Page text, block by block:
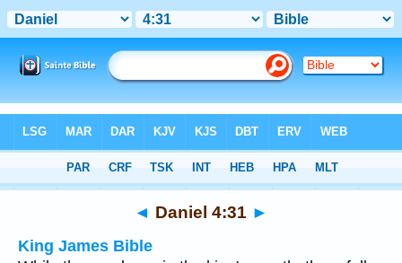
> Daniel 4:31
◄ Daniel 4:31 ►
King James Bible